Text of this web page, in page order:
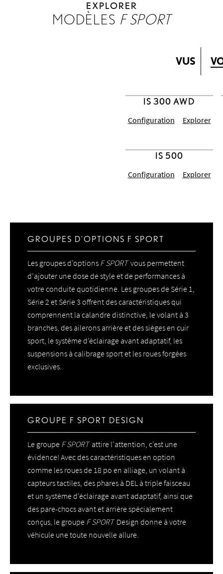
EXPLORER
MODÈLES F SPORT
VUS
Configuration Explorer
IS 500
Configuration Explorer
GROUPES D’OPTIONS F SPORT
Les groupes d’options F SPORTvous permettent
d’ajouter une dose de style et de performances à
votre conduite quotidienne. Les groupes de Série 1,
Série 2 et Série 3 offrent des caractéristiques qui
comprennent la calandre distinctive, le volant à 3
branches, des ailerons arrière et des sièges en cuir
sport, le système d’éclairage avant adaptatif, les
suspensions à calibrage sport et les roues forgées
exclusives.
GROUPE F SPORT DESIGN
Le groupe F SPORT attire l’attention, c’est une
évidence! Avec des caractéristiques en option
comme les roues de 18 po en alliage, un volant à
capteurs tactiles, des phares à DEL à triple faisceau
et un système d’éclairage avant adaptatif, ainsi que
des pare-chocs avant et arrière spécialement
conçus, le groupe F SPORT Design donne à votre
véhicule une toute nouvelle allure.